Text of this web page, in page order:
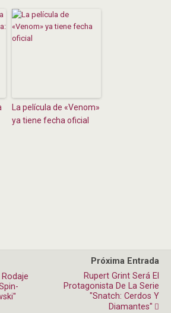
La película de «Venom»
ya tiene fecha oficial
Próxima Entrada
Rupert Grint Será El
Protagonista De La Serie
"Snatch: Cerdos Y
Diamantes"